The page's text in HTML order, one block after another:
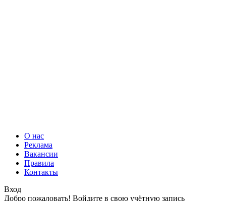
О нас
Реклама
Вакансии
Правила
Контакты
Вход
Добро пожаловать! Войдите в свою учётную запись